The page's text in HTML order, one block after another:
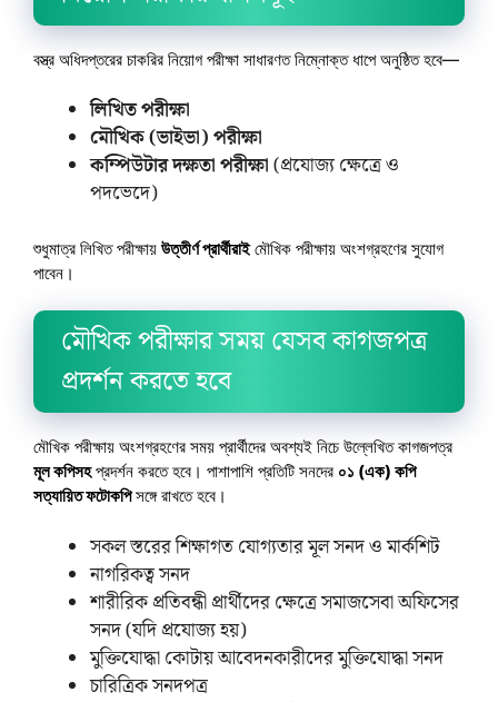
বস্ত্র অধিদপ্তরের চাকরির নিয়োগ পরীক্ষা সাধারণত নিম্নোক্ত ধাপে অনুষ্ঠিত হবে—
লিখিত পরীক্ষা
মৌখিক (ভাইভা) পরীক্ষা
কম্পিউটার দক্ষতা পরীক্ষা(প্রযোজ্য ক্ষেত্রে ও
পদভেদে)
শুধুমাত্র লিখিত পরীক্ষায় উত্তীর্ণ প্রার্থীরাইমৌখিক পরীক্ষায় অংশগ্রহণের সুযোগ
পাবেন।
মৌখিক পরীক্ষার সময় যেসব কাগজপত্র
প্রদর্শন করতে হবে
মৌখিক পরীক্ষায় অংশগ্রহণের সময় প্রার্থীদের অবশ্যই নিচে উল্লেখিত কাগজপত্র
মূল কপিসহপ্রদর্শন করতে হবে। পাশাপাশি প্রতিটি সনদের ০১ (এক) কপি
সত্যায়িত ফটোকপিসঙ্গে রাখতে হবে।
সকল স্তরের শিক্ষাগত যোগ্যতার মূল সনদ ও মার্কশিট
নাগরিকত্ব সনদ
শারীরিক প্রতিবন্ধী প্রার্থীদের ক্ষেত্রে সমাজসেবা অফিসের
সনদ (যদি প্রযোজ্য হয়)
মুক্তিযোদ্ধা কোটায় আবেদনকারীদের মুক্তিযোদ্ধা সনদ
চারিত্রিক সনদপত্র